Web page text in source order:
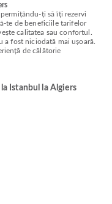
ți să îți rezervi
te de beneficiile tarifelor
calitatea sau confortul.
a fost niciodată mai ușoară.
de călătorie
Istanbul la Algiers